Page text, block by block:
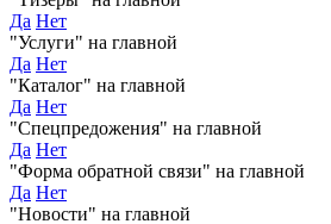
Да Нет
"Услуги" на главной
Да Нет
"Каталог" на главной
Да Нет
"Спецпредожения" на главной
Да Нет
"Форма обратной связи" на главной
Да Нет
"Новости" на главной